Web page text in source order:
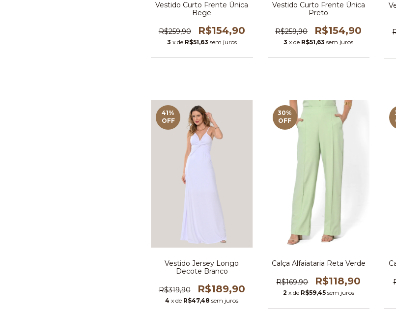
Vestido Curto Frente Única
Bege
R$259,90 R$154,90
3 x de R$51,63 sem juros
Vestido Curto Frente Única
Preto
R$259,90 R$154,90
3 x de R$51,63 sem juros
41%
OFF
Vestido Jersey Longo
Decote Branco
R$319,90 R$189,90
4 x de R$47,48 sem juros
30%
OFF
Calça Alfaiataria Reta Verde
R$169,90 R$118,90
2 x de R$59,45 sem juros